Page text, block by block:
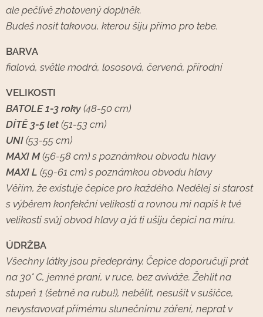
ale pečlivě zhotovený doplněk.
Budeš nosit takovou, kterou šiju přímo pro tebe.
BARVA
fialová, světle modrá, lososová, červená, přírodní
VELIKOSTI
BATOLE 1-3 roky (48-50 cm)
DÍTĚ 3-5 let (51-53 cm)
UNI (53-55 cm)
MAXI M(56-58 cm) s poznámkou obvodu hlavy
MAXI L (59-61 cm) s poznámkou obvodu hlavy
Věřím, že existuje čepice pro každého. Nedělej si starost
s výběrem konfekční velikosti a rovnou mi napiš k tvé
velikosti svůj obvod hlavy a já ti ušiju čepici na míru.
ÚDRŽBA
Všechny látky jsou předeprány. Čepice doporučuji prát
na 30° C, jemné praní, v ruce, bez aviváže. Žehlit na
stupeň 1 (šetrně na rubu!), nebělit, nesušit v sušičce,
nevystavovat přímému slunečnímu záření, neprat v